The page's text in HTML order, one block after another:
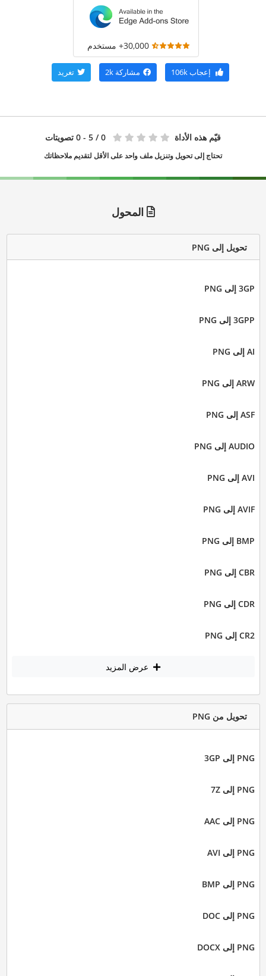
30,000+ مستخدم
إعجاب106k مشاركة 2k تغريد
قيّم هذه الأداة 0 / 5 - 0 تصويتات
تحتاج إلى تحويل وتنزيل ملف واحد على الأقل لتقديم ملاحظاتك
المحول
تحويل إلى PNG
3GP إلى PNG
3GPP إلى PNG
AI إلى PNG
ARW إلى PNG
ASF إلى PNG
AUDIO إلى PNG
AVI إلى PNG
AVIF إلى PNG
BMP إلى PNG
CBR إلى PNG
CDR إلى PNG
CR2 إلى PNG
عرض المزيد
تحويل من PNG
PNG إلى 3GP
PNG إلى 7Z
PNG إلى AAC
PNG إلى AVI
PNG إلى BMP
PNG إلى DOC
PNG إلى DOCX